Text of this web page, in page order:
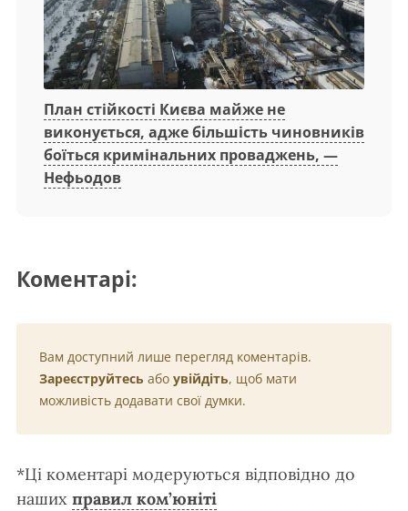
План стійкості Києва майже не
виконується, адже більшість чиновників
боїться кримінальних проваджень, —
Нефьодов
Коментарі:
Вам доступний лише перегляд коментарів.
Зареєструйтесь або увійдіть, щоб мати
можливість додавати свої думки.
*Ці коментарі модеруються відповідно до
наших правил ком’юніті